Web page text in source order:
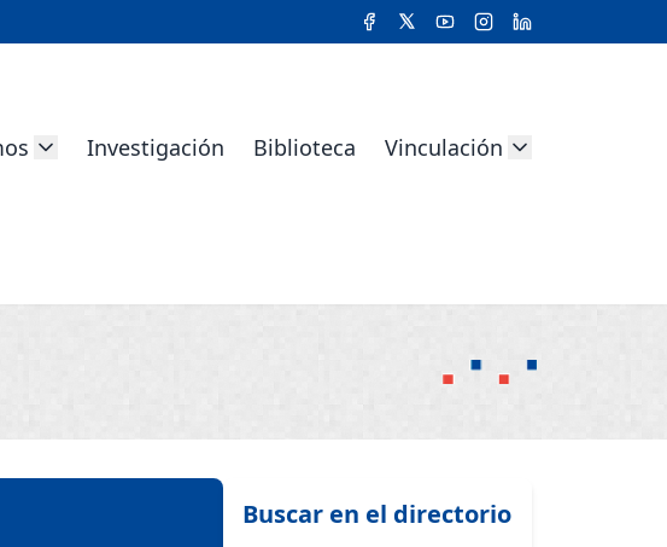
Investigación Biblioteca Vinculación
Buscar en el directorio